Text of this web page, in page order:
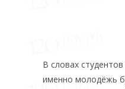
В словах
именно молодёжь